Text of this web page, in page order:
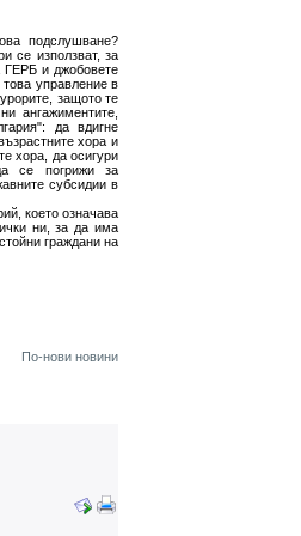
подслушване?
се използват, за
ГЕРБ и джобовете
управление в
защото те
ангажиментите,
да вдигне
хора и
хора, да осигури
се погрижи за
субсидии в
което означава
ни, за да има
граждани на
По-нови новини